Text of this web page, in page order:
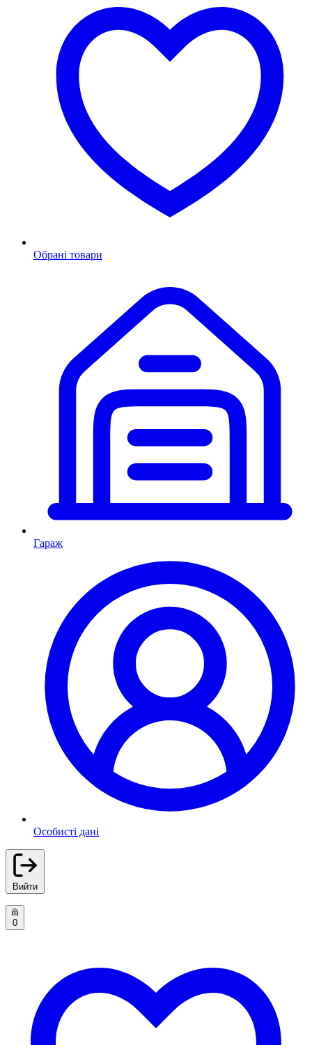
Обрані товари
Гараж
Особисті дані
Вийти
0